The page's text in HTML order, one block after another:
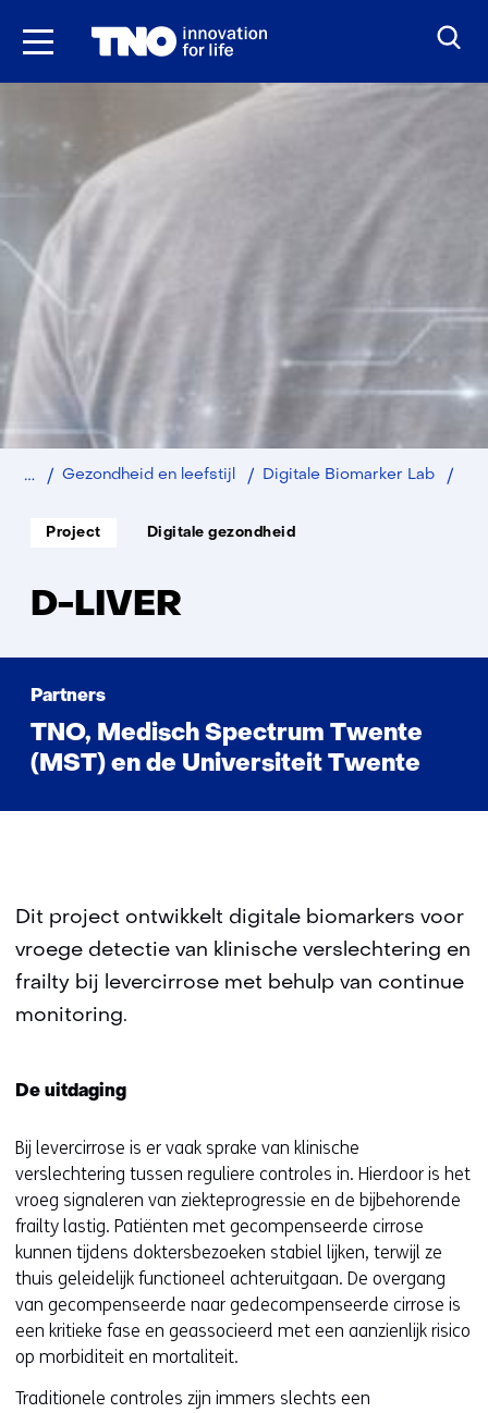
Ga
Home Gezondheid en leefstijl Digitale Biomarker Lab
Soort
project:
Project
Thema:
Digitale gezondheid
D-LIVER
Partners
TNO, Medisch Spectrum Twente
(MST) en de Universiteit Twente
Dit project ontwikkelt digitale biomarkers voor
vroege detectie van klinische verslechtering en
frailty bij levercirrose met behulp van continue
monitoring.
De uitdaging
Bij levercirrose is er vaak sprake van klinische
verslechtering tussen reguliere controles in. Hierdoor is het
vroeg signaleren van ziekteprogressie en de bijbehorende
frailty lastig. Patiënten met gecompenseerde cirrose
kunnen tijdens doktersbezoeken stabiel lijken, terwijl ze
thuis geleidelijk functioneel achteruitgaan. De overgang
van gecompenseerde naar gedecompenseerde cirrose is
een kritieke fase en geassocieerd met een aanzienlijk risico
op morbiditeit en mortaliteit.
Traditionele controles zijn immers slechts een